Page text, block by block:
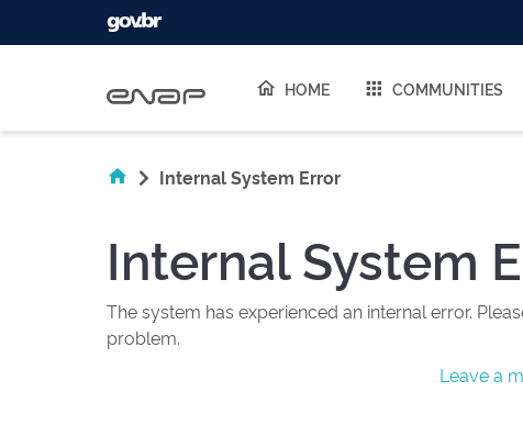
HOME COMMUNITIES
Internal System Error
Internal System
The system has experienced an internal error.
problem.
Leave a